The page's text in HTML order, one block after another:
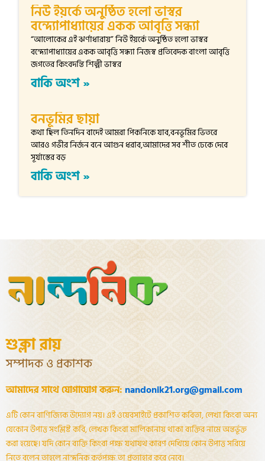
নিউ ইয়র্কে অনুষ্ঠিত হলো ভাস্বর
বন্দ্যোপাধ্যায়ের একক আবৃত্তি সন্ধ্যা
“আলোকের এই ঝর্ণাধারায়” নিউ ইয়র্কে অনুষ্ঠিত হলো ভাস্বর
বন্দ্যোপাধ্যায়ের একক আবৃত্তি সন্ধ্যা নিজস্ব প্রতিবেদক বাংলা আবৃত্তি
জগতের কিংবদন্তি শিল্পী ভাস্বর
বাকি অংশ »
বনভূমির ছায়া
কথা ছিল তিনদিন বাদেই আমরা পিকনিকে যাব,বনভূমির ভিতরে
আরও গভীর নির্জন বনে আগুন ধরাব,আমাদের সব শীত ঢেকে দেবে
সূর্যাস্তের বড়
বাকি অংশ »
শুক্লা রায়
সম্পাদক ও প্রকাশক
আমাদের সাথে যোগাযোগ করুন: nandonik21.org@gmail.com
এটি কোন বাণিজ্যিক উদ্যোগ নয়। এই ওয়েবসাইটে প্রকাশিত কবিতা, লেখা কিংবা অন্য
যেকোন উপাত্ত সংশ্লিষ্ট কবি, লেখক কিংবা মালিকানায় থাকা ব্যক্তির নামে অন্তর্ভূক্ত
করা হয়েছে। যদি কোন ব্যক্তি কিংবা পক্ষ যথাযথ কারণ দেখিয়ে কোন উপাত্ত সরিয়ে
নিতে বলেন তাহলে নান্দনিক কর্তৃপক্ষ তা প্রত্যাহার করে নেবে।